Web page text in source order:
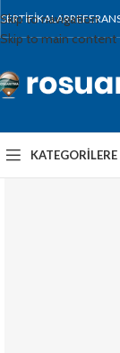
Skip to navigation
Skip to main content
SERTIFIKALAR